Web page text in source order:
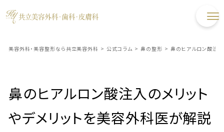
美容外科・美容整形なら共立美容外科 > 公式コラム > 鼻の整形 > 鼻のヒアルロン酸注
鼻のヒアルロン酸注入のメリット
やデメリットを美容外科医が解説